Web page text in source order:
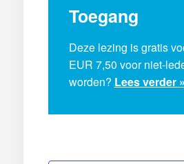
Toegang
Deze lezing is gratis
EUR 7,50 voor niet-
worden? Lees verder »